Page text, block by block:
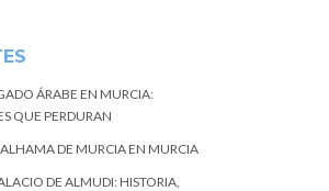
ÁRABE EN MURCIA:
QUE PERDURAN
DE MURCIA EN MURCIA
DE ALMUDI: HISTORIA,